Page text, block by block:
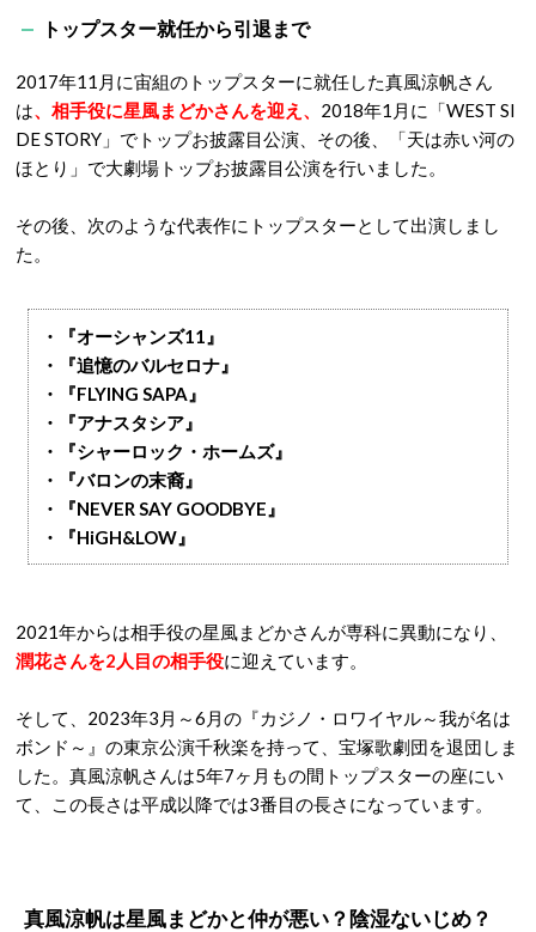
トップスター就任から引退まで
2017年11月に宙組のトップスターに就任した真風涼帆さん
は、相手役に星風まどかさんを迎え、 2018年1月に「WEST SI
DE STORY」でトップお披露目公演、その後、「天は赤い河の
ほとり」で大劇場トップお披露目公演を行いました。
その後、次のような代表作にトップスターとして出演しまし
た。
・『オーシャンズ11』
・『追憶のバルセロナ』
・『FLYING SAPA』
・『アナスタシア』
・『シャーロック・ホームズ』
・『バロンの末裔』
・『NEVER SAY GOODBYE』
・『HiGH&LOW』
2021年からは相手役の星風まどかさんが専科に異動になり、
潤花さんを2人目の相手役に迎えています。
そして、2023年3月～6月の『カジノ・ロワイヤル～我が名は
ボンド～』の東京公演千秋楽を持って、宝塚歌劇団を退団しま
した。真風涼帆さんは5年7ヶ月もの間トップスターの座にい
て、この長さは平成以降では3番目の長さになっています。
真風涼帆は星風まどかと仲が悪い？陰湿ないじめ？